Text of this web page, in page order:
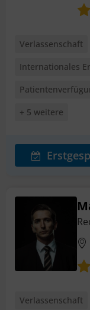
Verlassenschaft
Internationales
+ 5 weitere
Verlassenschaft